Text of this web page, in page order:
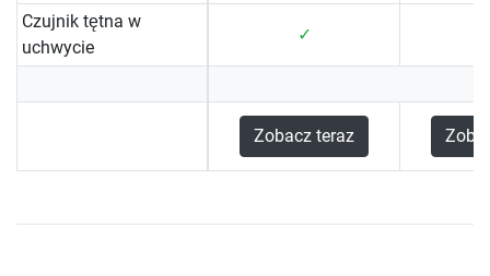
Czujnik tętna w
uchwycie
✓
Zobacz teraz